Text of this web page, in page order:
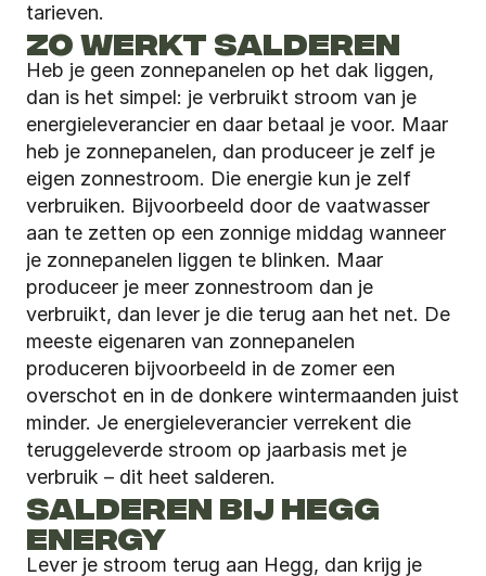
tarieven.
ZO WERKT SALDEREN
Heb je geen zonnepanelen op het dak liggen,
dan is het simpel: je verbruikt stroom van je
energieleverancier en daar betaal je voor. Maar
heb je zonnepanelen, dan produceer je zelf je
eigen zonnestroom. Die energie kun je zelf
verbruiken. Bijvoorbeeld door de vaatwasser
aan te zetten op een zonnige middag wanneer
je zonnepanelen liggen te blinken. Maar
produceer je meer zonnestroom dan je
verbruikt, dan lever je die terug aan het net. De
meeste eigenaren van zonnepanelen
produceren bijvoorbeeld in de zomer een
overschot en in de donkere wintermaanden juist
minder. Je energieleverancier verrekent die
teruggeleverde stroom op jaarbasis met je
verbruik – dit heet salderen.
SALDEREN BIJ HEGG
ENERGY
Lever je stroom terug aan Hegg, dan krijg je